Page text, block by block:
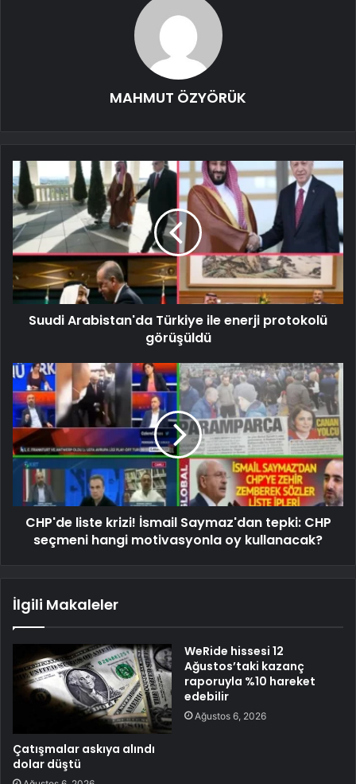
MAHMUT ÖZYÖRÜK
Suudi Arabistan'da Türkiye ile enerji protokolü
görüşüldü
CHP'de liste krizi! İsmail Saymaz'dan tepki: CHP
seçmeni hangi motivasyonla oy kullanacak?
İlgili Makaleler
Çatışmalar askıya alındı
dolar düştü
WeRide hissesi 12
Ağustos’taki kazanç
raporuyla %10 hareket
edebilir
Ağustos 6, 2026